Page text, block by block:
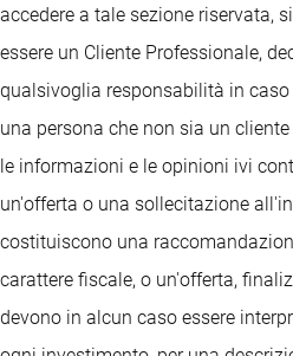
accedere a tale sezione riservata,
essere un Cliente Professionale,
qualsivoglia responsabilità in
una persona che non sia un
le informazioni e le opinioni ivi
un'offerta o una sollecitazione
costituiscono una
carattere fiscale, o un'offerta,
devono in alcun caso essere